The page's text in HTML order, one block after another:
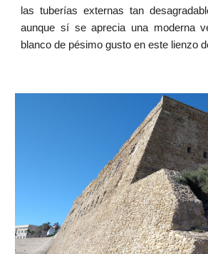
las tuberías externas tan
aunque sí se aprecia una moderna
blanco de pésimo gusto en este lienzo